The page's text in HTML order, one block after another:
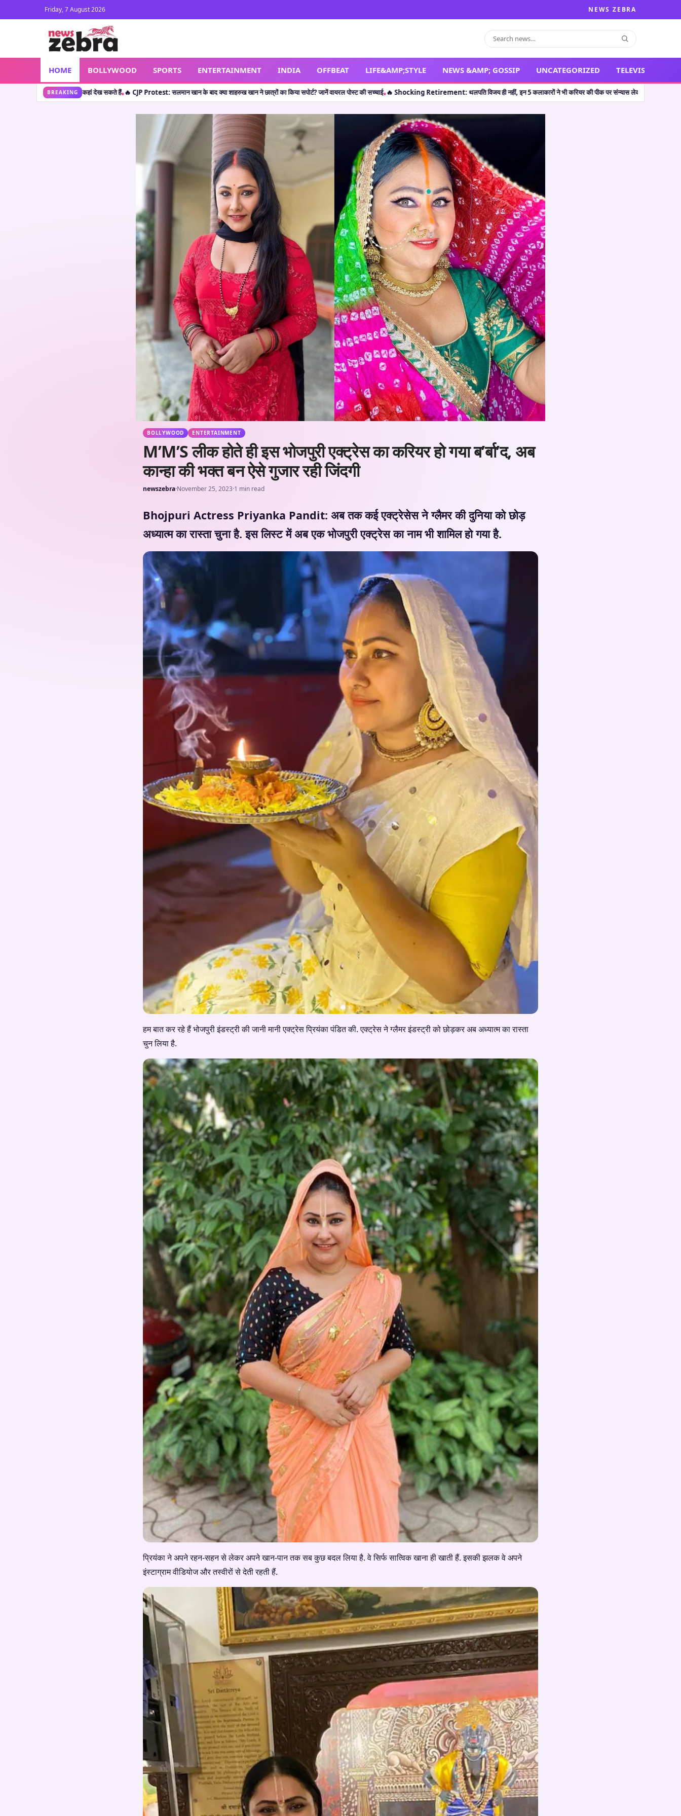
Friday, 7 August 2026 NEWS ZEBRA
HOME BOLLYWOOD SPORTS ENTERTAINMENT INDIA OFFBEAT LIFE&AMP;STYLE NEWS &AMP; GOSSIP UNCATEGORIZED TELEVISION
BREAKING
सलमान खान के बाद क्या शाहरुख खान ने छात्रों का किया सपोर्ट? जानें वायरल पोस्ट की सच्चाई•🔥 Shocking Retirement: थलपति विजय ही नहीं, इन 5 कलाकारों ने भी करियर की पीक पर संन्यास लेकर सभी को चौंका दिया•🔥 The Odyssey: क्रिस्टोफर नोलन की ‘द ओडिसी’ ने
BOLLYWOOD ENTERTAINMENT
M’M’S लीक होते ही इस भोजपुरी एक्ट्रेस का करियर हो गया ब’र्बा’द, अब
कान्हा की भक्त बन ऐसे गुजार रही जिंदगी
newszebra·November 25, 2023·1 min read
Bhojpuri Actress Priyanka Pandit: अब तक कई एक्ट्रेसेस ने ग्लैमर की दुनिया को छोड़
अध्यात्म का रास्ता चुना है. इस लिस्ट में अब एक भोजपुरी एक्ट्रेस का नाम भी शामिल हो गया है.
हम बात कर रहे हैं भोजपुरी इंडस्ट्री की जानी मानी एक्ट्रेस प्रियंका पंडित की. एक्ट्रेस ने ग्लैमर इंडस्ट्री को छोड़कर अब अध्यात्म का रास्ता
चुन लिया है.
प्रियंका ने अपने रहन-सहन से लेकर अपने खान-पान तक सब कुछ बदल लिया है. वे सिर्फ सात्विक खाना ही खाती हैं. इसकी झलक वे अपने
इंस्टाग्राम वीडियोज और तस्वीरों से देती रहती हैं.